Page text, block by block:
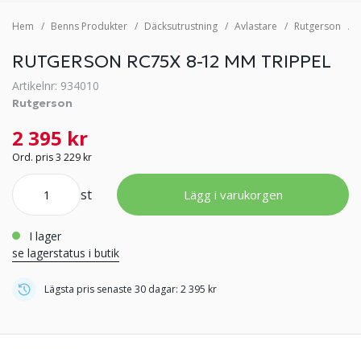
Hem Benns Produkter Däcksutrustning Avlastare Rutgerson
RUTGERSON RC75X 8-12 MM TRIPPEL
Artikelnr: 934010
Rutgerson
2 395 kr
Ord. pris 3 229 kr
st Lägg i varukorgen
i lager
se lagerstatus i butik
Lägsta pris senaste 30 dagar: 2 395 kr